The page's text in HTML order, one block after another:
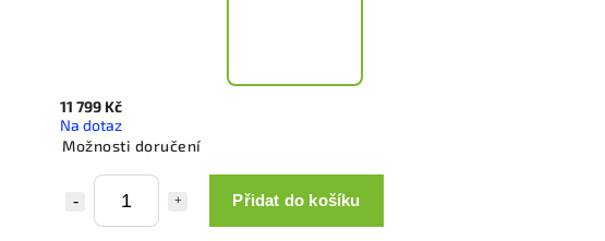
11 799 Kč
Na dotaz
Možnosti doručení
Přidat do košíku